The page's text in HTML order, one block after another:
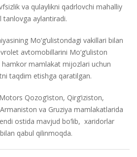
va qulaylikni qadrlovchi mahalliy
tanlovga aylantiradi.
Mo‘g‘ulistondagi vakillari bilan
avtomobillarini Mo‘g‘uliston
hamkor mamlakat mijozlari uchun
taqdim etishga qaratilgan.
Qozog‘iston, Qirg‘iziston,
va Gruziya mamlakatlarida
ostida mavjud bo‘lib, xaridorlar
qabul qilinmoqda.